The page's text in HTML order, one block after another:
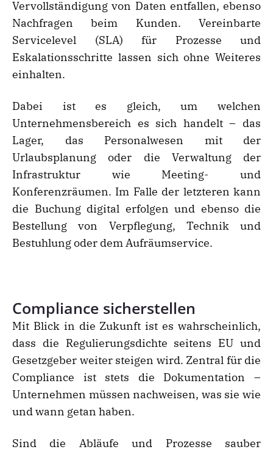
Vervollständigung von Daten entfallen, ebenso
Nachfragen beim Kunden. Vereinbarte
Servicelevel (SLA) für Prozesse und
Eskalationsschritte lassen sich ohne Weiteres
einhalten.
Dabei ist es gleich, um welchen
Unternehmensbereich es sich handelt – das
Lager, das Personalwesen mit der
Urlaubsplanung oder die Verwaltung der
Infrastruktur wie Meeting- und
Konferenzräumen. Im Falle der letzteren kann
die Buchung digital erfolgen und ebenso die
Bestellung von Verpflegung, Technik und
Bestuhlung oder dem Aufräumservice.
Compliance sicherstellen
Mit Blick in die Zukunft ist es wahrscheinlich,
dass die Regulierungsdichte seitens EU und
Gesetzgeber weiter steigen wird. Zentral für die
Compliance ist stets die Dokumentation –
Unternehmen müssen nachweisen, was sie wie
und wann getan haben.
Sind die Abläufe und Prozesse sauber